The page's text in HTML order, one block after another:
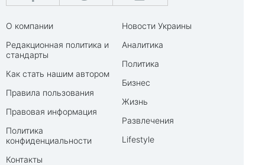
О компании
Редакционная политика и
стандарты
Как стать нашим автором
Правила пользования
Правовая информация
Политика
конфиденциальности
Контакты
Новости Украины
Аналитика
Политика
Бизнес
Жизнь
Развлечения
Lifestyle